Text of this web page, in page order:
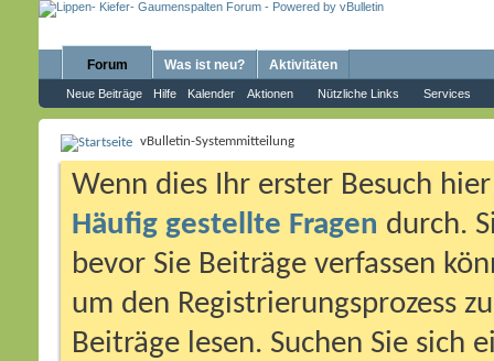
Forum
Neue Beiträge Hilfe Kalender Aktionen Nützliche Links Services
Was ist neu? Aktivitäten
vBulletin-Systemmitteilung
Wenn dies Ihr erster Besuch
Häufig gestellte Fragen durch.
bevor Sie Beiträge verfassen
um den Registrierungsprozess
Beiträge lesen. Suchen Sie sich